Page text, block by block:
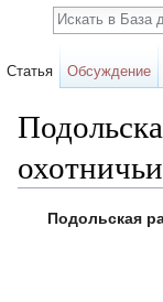
Подольская
Статья Обсуждение
Поиск